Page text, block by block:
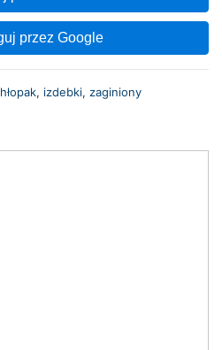
przez Google
, izdebki, zaginiony